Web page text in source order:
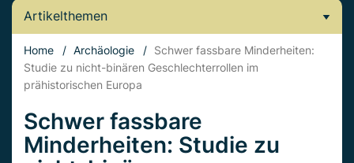
Artikelthemen
Home / Archäologie / Schwer fassbare Minderheiten:
Studie zu nicht-binären Geschlechterrollen im
prähistorischen Europa
Schwer fassbare
Minderheiten: Studie zu